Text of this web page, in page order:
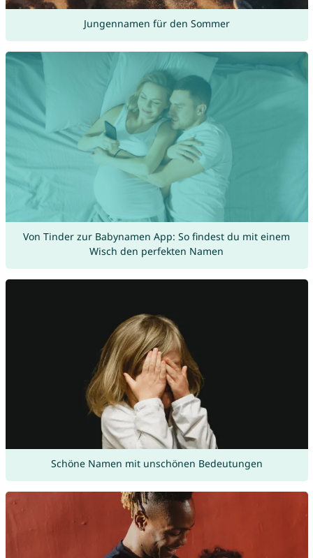
Jungennamen für den Sommer
Von Tinder zur Babynamen App: So findest du mit einem
Wisch den perfekten Namen
Schöne Namen mit unschönen Bedeutungen